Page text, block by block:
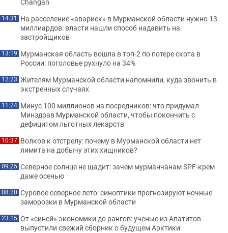
14:31 На расселение «авариек» в Мурманской области нужно 13
миллиардов: власти нашли способ надавить на
застройщиков
13:19 Мурманская область вошла в топ-2 по потере скота в
России: поголовье рухнуло на 34%
12:23 Жителям Мурманской области напомнили, куда звонить в
экстренных случаях
11:24 Минус 100 миллионов на посредников: что придумал
Минздрав Мурманской области, чтобы покончить с
дефицитом льготных лекарств
10:37 Волков к отстрелу: почему в Мурманской области нет
лимита на добычу этих хищников?
09:25 Северное солнце не щадит: зачем мурманчанам SPF-крем
даже осенью
08:20 Суровое северное лето: синоптики прогнозируют ночные
заморозки в Мурманской области
23:15 От «синей» экономики до рангов: ученые из Апатитов
выпустили свежий сборник о будущем Арктики